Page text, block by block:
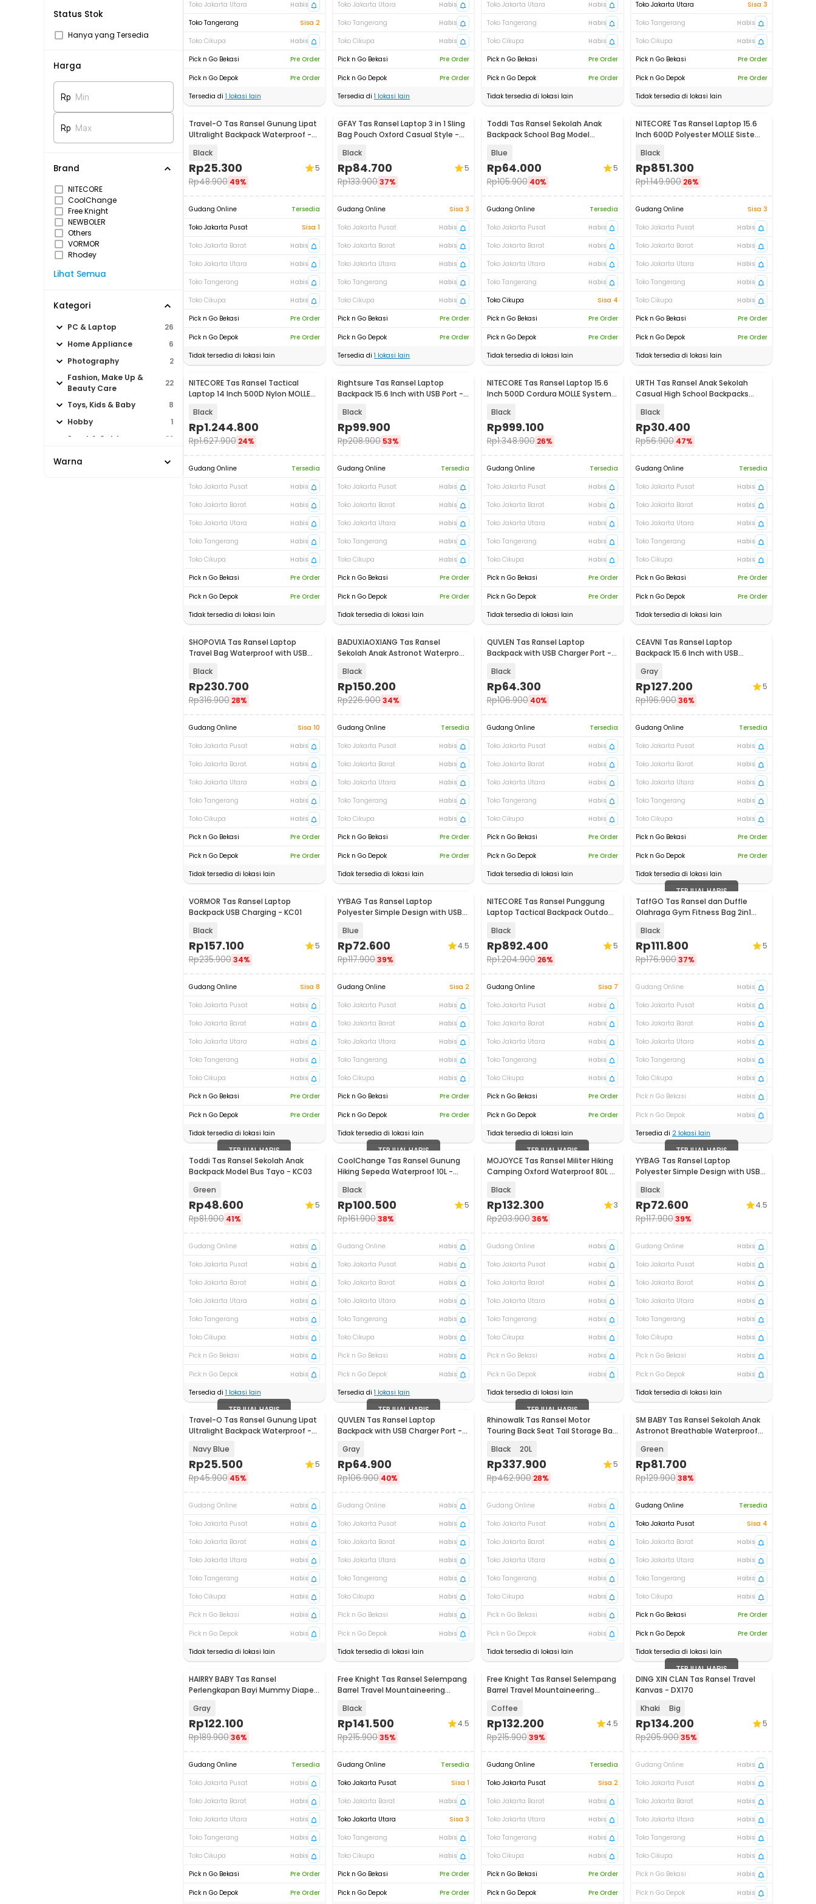
Status Stok
Hanya yang Tersedia
Harga
Rp Min
Rp Max
Brand
NITECORE
CoolChange
Free Knight
NEWBOLER
Others
VORMOR
Rhodey
Lihat Semua
Kategori
PC & Laptop
26
Home Appliance
6
Photography
2
Fashion, Make Up &
Beauty Care
22
Toys, Kids & Baby
8
Hobby
1
Sport & Outdoor
22
Warna
Toko Jakarta Utara
Habis
Toko Tangerang
Sisa 2
Toko Cikupa
Habis
Pick n Go Bekasi
Pre Order
Pick n Go Depok
Pre Order
Tersedia di 1 lokasi lain
Toko Jakarta Utara
Habis
Toko Tangerang
Habis
Toko Cikupa
Habis
Pick n Go Bekasi
Pre Order
Pick n Go Depok
Pre Order
Tersedia di 1 lokasi lain
Toko Jakarta Utara
Habis
Toko Tangerang
Habis
Toko Cikupa
Habis
Pick n Go Bekasi
Pre Order
Pick n Go Depok
Pre Order
Tidak tersedia di lokasi lain
Toko Jakarta Utara
Sisa 3
Toko Tangerang
Habis
Toko Cikupa
Habis
Pick n Go Bekasi
Pre Order
Pick n Go Depok
Pre Order
Tidak tersedia di lokasi lain
Travel-O Tas Ransel Gunung Lipat
Ultralight Backpack Waterproof -
Black
Rp25.300
Rp48.900 49%
5
Gudang Online
Tersedia
Toko Jakarta Pusat
Sisa 1
Toko Jakarta Barat
Habis
Toko Jakarta Utara
Habis
Toko Tangerang
Habis
Toko Cikupa
Habis
Pick n Go Bekasi
Pre Order
Pick n Go Depok
Pre Order
Tidak tersedia di lokasi lain
GFAY Tas Ransel Laptop 3 in 1 Sling
Bag Pouch Oxford Casual Style -
Black
Rp84.700
Rp133.90037%
5
Gudang Online
Sisa 3
Toko Jakarta Pusat
Habis
Toko Jakarta Barat
Habis
Toko Jakarta Utara
Habis
Toko Tangerang
Habis
Toko Cikupa
Habis
Pick n Go Bekasi
Pre Order
Pick n Go Depok
Pre Order
Tersedia di 1 lokasi lain
Toddi Tas Ransel Sekolah Anak
Backpack School Bag Model
Blue
Rp64.000
Rp105.900 40%
5
Gudang Online
Tersedia
Toko Jakarta Pusat
Habis
Toko Jakarta Barat
Habis
Toko Jakarta Utara
Habis
Toko Tangerang
Habis
Toko Cikupa
Sisa 4
Pick n Go Bekasi
Pre Order
Pick n Go Depok
Pre Order
Tidak tersedia di lokasi lain
NITECORE Tas Ransel Laptop 15.6
Inch 600D Polyester MOLLE Sistem
Black
Rp851.300
Rp1.149.900 26%
Gudang Online
Sisa 3
Toko Jakarta Pusat
Habis
Toko Jakarta Barat
Habis
Toko Jakarta Utara
Habis
Toko Tangerang
Habis
Toko Cikupa
Habis
Pick n Go Bekasi
Pre Order
Pick n Go Depok
Pre Order
Tidak tersedia di lokasi lain
NITECORE Tas Ransel Tactical
Laptop 14 Inch 500D Nylon MOLLE
Black
Rp1.244.800
Rp1.627.900 24%
Gudang Online
Tersedia
Toko Jakarta Pusat
Habis
Toko Jakarta Barat
Habis
Toko Jakarta Utara
Habis
Toko Tangerang
Habis
Toko Cikupa
Habis
Pick n Go Bekasi
Pre Order
Pick n Go Depok
Pre Order
Tidak tersedia di lokasi lain
Rightsure Tas Ransel Laptop
Backpack 15.6 Inch with USB Port -
Black
Rp99.900
Rp208.900 53%
Gudang Online
Tersedia
Toko Jakarta Pusat
Habis
Toko Jakarta Barat
Habis
Toko Jakarta Utara
Habis
Toko Tangerang
Habis
Toko Cikupa
Habis
Pick n Go Bekasi
Pre Order
Pick n Go Depok
Pre Order
Tidak tersedia di lokasi lain
NITECORE Tas Ransel Laptop 15.6
Inch 500D Cordura MOLLE System
Black
Rp999.100
Rp1.348.900 26%
Gudang Online
Tersedia
Toko Jakarta Pusat
Habis
Toko Jakarta Barat
Habis
Toko Jakarta Utara
Habis
Toko Tangerang
Habis
Toko Cikupa
Habis
Pick n Go Bekasi
Pre Order
Pick n Go Depok
Pre Order
Tidak tersedia di lokasi lain
URTH Tas Ransel Anak Sekolah
Casual High School Backpacks
Black
Rp30.400
Rp56.900 47%
Gudang Online
Tersedia
Toko Jakarta Pusat
Habis
Toko Jakarta Barat
Habis
Toko Jakarta Utara
Habis
Toko Tangerang
Habis
Toko Cikupa
Habis
Pick n Go Bekasi
Pre Order
Pick n Go Depok
Pre Order
Tidak tersedia di lokasi lain
SHOPOVIA Tas Ransel Laptop
Travel Bag Waterproof with USB
Black
Rp230.700
Rp316.900 28%
Gudang Online
Sisa 10
Toko Jakarta Pusat
Habis
Toko Jakarta Barat
Habis
Toko Jakarta Utara
Habis
Toko Tangerang
Habis
Toko Cikupa
Habis
Pick n Go Bekasi
Pre Order
Pick n Go Depok
Pre Order
Tidak tersedia di lokasi lain
BADUXIAOXIANG Tas Ransel
Sekolah Anak Astronot Waterproof
Black
Rp150.200
Rp226.90034%
Gudang Online
Tersedia
Toko Jakarta Pusat
Habis
Toko Jakarta Barat
Habis
Toko Jakarta Utara
Habis
Toko Tangerang
Habis
Toko Cikupa
Habis
Pick n Go Bekasi
Pre Order
Pick n Go Depok
Pre Order
Tidak tersedia di lokasi lain
QUVLEN Tas Ransel Laptop
Backpack with USB Charger Port -
Black
Rp64.300
Rp106.900 40%
Gudang Online
Tersedia
Toko Jakarta Pusat
Habis
Toko Jakarta Barat
Habis
Toko Jakarta Utara
Habis
Toko Tangerang
Habis
Toko Cikupa
Habis
Pick n Go Bekasi
Pre Order
Pick n Go Depok
Pre Order
Tidak tersedia di lokasi lain
CEAVNI Tas Ransel Laptop
Backpack 15.6 Inch with USB
Gray
Rp127.200
Rp196.90036%
5
Gudang Online
Tersedia
Toko Jakarta Pusat
Habis
Toko Jakarta Barat
Habis
Toko Jakarta Utara
Habis
Toko Tangerang
Habis
Toko Cikupa
Habis
Pick n Go Bekasi
Pre Order
Pick n Go Depok
Pre Order
Tidak tersedia di lokasi lain
VORMOR Tas Ransel Laptop
Backpack USB Charging - KC01
Black
Rp157.100
Rp235.900 34%
5
Gudang Online
Sisa 8
Toko Jakarta Pusat
Habis
Toko Jakarta Barat
Habis
Toko Jakarta Utara
Habis
Toko Tangerang
Habis
Toko Cikupa
Habis
Pick n Go Bekasi
Pre Order
Pick n Go Depok
Pre Order
Tidak tersedia di lokasi lain
YYBAG Tas Ransel Laptop
Polyester Simple Design with USB
Blue
Rp72.600
Rp117.90039%
4.5
Gudang Online
Sisa 2
Toko Jakarta Pusat
Habis
Toko Jakarta Barat
Habis
Toko Jakarta Utara
Habis
Toko Tangerang
Habis
Toko Cikupa
Habis
Pick n Go Bekasi
Pre Order
Pick n Go Depok
Pre Order
Tidak tersedia di lokasi lain
NITECORE Tas Ransel Punggung
Laptop Tactical Backpack Outdoor
Black
Rp892.400
Rp1.204.900 26%
5
Gudang Online
Sisa 7
Toko Jakarta Pusat
Habis
Toko Jakarta Barat
Habis
Toko Jakarta Utara
Habis
Toko Tangerang
Habis
Toko Cikupa
Habis
Pick n Go Bekasi
Pre Order
Pick n Go Depok
Pre Order
Tidak tersedia di lokasi lain
TERJUAL HABIS
TaffGO Tas Ransel dan Duffle
Olahraga Gym Fitness Bag 2in1
Black
Rp111.800
Rp176.90037%
5
Gudang Online
Habis
Toko Jakarta Pusat
Habis
Toko Jakarta Barat
Habis
Toko Jakarta Utara
Habis
Toko Tangerang
Habis
Toko Cikupa
Habis
Pick n Go Bekasi
Habis
Pick n Go Depok
Habis
Tersedia di 2 lokasi lain
TERJUAL HABIS
Toddi Tas Ransel Sekolah Anak
Backpack Model Bus Tayo - KC03
Green
Rp48.600
Rp81.900 41%
5
Gudang Online
Habis
Toko Jakarta Pusat
Habis
Toko Jakarta Barat
Habis
Toko Jakarta Utara
Habis
Toko Tangerang
Habis
Toko Cikupa
Habis
Pick n Go Bekasi
Habis
Pick n Go Depok
Habis
Tersedia di 1 lokasi lain
TERJUAL HABIS
CoolChange Tas Ransel Gunung
Hiking Sepeda Waterproof 10L -
Black
Rp100.500
Rp161.90038%
5
Gudang Online
Habis
Toko Jakarta Pusat
Habis
Toko Jakarta Barat
Habis
Toko Jakarta Utara
Habis
Toko Tangerang
Habis
Toko Cikupa
Habis
Pick n Go Bekasi
Habis
Pick n Go Depok
Habis
Tersedia di 1 lokasi lain
TERJUAL HABIS
MOJOYCE Tas Ransel Militer Hiking
Camping Oxford Waterproof 80L -
Black
Rp132.300
Rp203.900 36%
3
Gudang Online
Habis
Toko Jakarta Pusat
Habis
Toko Jakarta Barat
Habis
Toko Jakarta Utara
Habis
Toko Tangerang
Habis
Toko Cikupa
Habis
Pick n Go Bekasi
Habis
Pick n Go Depok
Habis
Tidak tersedia di lokasi lain
TERJUAL HABIS
YYBAG Tas Ransel Laptop
Polyester Simple Design with USB
Black
Rp72.600
Rp117.90039%
4.5
Gudang Online
Habis
Toko Jakarta Pusat
Habis
Toko Jakarta Barat
Habis
Toko Jakarta Utara
Habis
Toko Tangerang
Habis
Toko Cikupa
Habis
Pick n Go Bekasi
Habis
Pick n Go Depok
Habis
Tidak tersedia di lokasi lain
TERJUAL HABIS
Travel-O Tas Ransel Gunung Lipat
Ultralight Backpack Waterproof -
Navy Blue
Rp25.500
Rp45.900 45%
5
Gudang Online
Habis
Toko Jakarta Pusat
Habis
Toko Jakarta Barat
Habis
Toko Jakarta Utara
Habis
Toko Tangerang
Habis
Toko Cikupa
Habis
Pick n Go Bekasi
Habis
Pick n Go Depok
Habis
Tidak tersedia di lokasi lain
TERJUAL HABIS
QUVLEN Tas Ransel Laptop
Backpack with USB Charger Port -
Gray
Rp64.900
Rp106.900 40%
Gudang Online
Habis
Toko Jakarta Pusat
Habis
Toko Jakarta Barat
Habis
Toko Jakarta Utara
Habis
Toko Tangerang
Habis
Toko Cikupa
Habis
Pick n Go Bekasi
Habis
Pick n Go Depok
Habis
Tidak tersedia di lokasi lain
TERJUAL HABIS
Rhinowalk Tas Ransel Motor
Touring Back Seat Tail Storage Bag
Black 20L
Rp337.900
Rp462.900 28%
5
Gudang Online
Habis
Toko Jakarta Pusat
Habis
Toko Jakarta Barat
Habis
Toko Jakarta Utara
Habis
Toko Tangerang
Habis
Toko Cikupa
Habis
Pick n Go Bekasi
Habis
Pick n Go Depok
Habis
Tidak tersedia di lokasi lain
SM BABY Tas Ransel Sekolah Anak
Astronot Breathable Waterproof
Green
Rp81.700
Rp129.90038%
Gudang Online
Tersedia
Toko Jakarta Pusat
Sisa 4
Toko Jakarta Barat
Habis
Toko Jakarta Utara
Habis
Toko Tangerang
Habis
Toko Cikupa
Habis
Pick n Go Bekasi
Pre Order
Pick n Go Depok
Pre Order
Tidak tersedia di lokasi lain
HAIRRY BABY Tas Ransel
Perlengkapan Bayi Mummy Diaper
Gray
Rp122.100
Rp189.900 36%
Gudang Online
Tersedia
Toko Jakarta Pusat
Habis
Toko Jakarta Barat
Habis
Toko Jakarta Utara
Habis
Toko Tangerang
Habis
Toko Cikupa
Habis
Pick n Go Bekasi
Pre Order
Pick n Go Depok Pre Order
Free Knight Tas Ransel Selempang
Barrel Travel Mountaineering
Black
Rp141.500
Rp215.90035%
4.5
Gudang Online
Tersedia
Toko Jakarta Pusat
Sisa 1
Toko Jakarta Barat
Habis
Toko Jakarta Utara
Sisa 3
Toko Tangerang
Habis
Toko Cikupa
Habis
Pick n Go Bekasi
Pre Order
Pick n Go Depok Pre Order
Free Knight Tas Ransel Selempang
Barrel Travel Mountaineering
Coffee
Rp132.200
Rp215.900 39%
4.5
Gudang Online
Tersedia
Toko Jakarta Pusat
Sisa 2
Toko Jakarta Barat
Habis
Toko Jakarta Utara
Habis
Toko Tangerang
Habis
Toko Cikupa
Habis
Pick n Go Bekasi
Pre Order
Pick n Go Depok Pre Order
TERJUAL HABIS
DING XIN CLAN Tas Ransel Travel
Kanvas - DX170
Khaki
Big
Rp134.200
Rp205.90035%
5
Gudang Online
Habis
Toko Jakarta Pusat
Habis
Toko Jakarta Barat
Habis
Toko Jakarta Utara
Habis
Toko Tangerang
Habis
Toko Cikupa
Habis
Pick n Go Bekasi
Habis
Pick n Go Depok Habis